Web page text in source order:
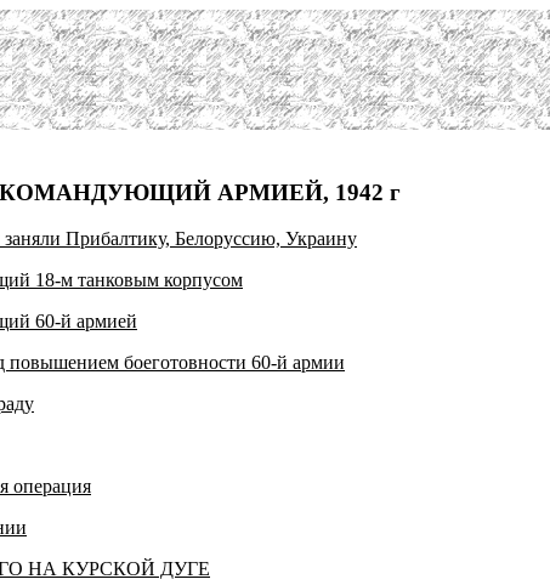
АРМИЕЙ, 1942 г
Прибалтику, Белоруссию, Украину
18-м танковым корпусом
60-й армией
повышением боеготовности 60-й армии
операция
НА КУРСКОЙ ДУГЕ